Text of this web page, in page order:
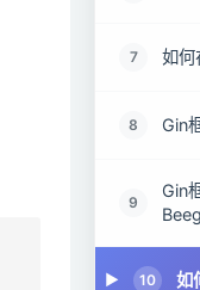
7 如何
8 Gin
9
Gin
10 如